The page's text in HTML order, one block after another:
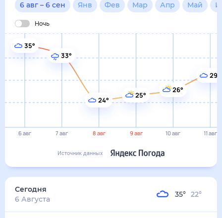
6 авг – 6 сен Янв Фев Мар Апр Май
Ночь
6 авг 7 авг 8 авг 9 авг 10 авг 11 авг
35°
33°
24°
25°
26°
29°
Источник данных
Сегодня
6 Августа
35° 22°